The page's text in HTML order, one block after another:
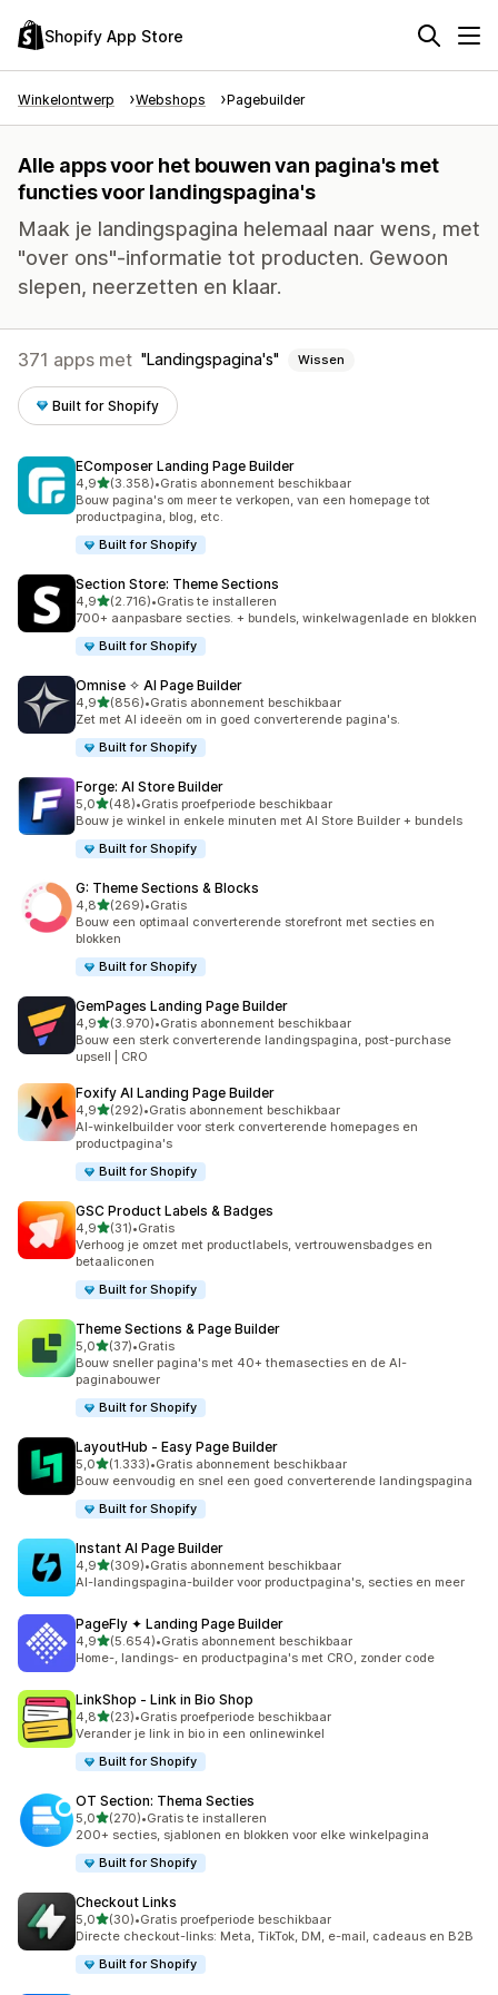
Shopify App Store
Winkelontwerp Webshops Pagebuilder
Alle apps voor het bouwen van pagina's met
functies voor landingspagina's
Maak je landingspagina helemaal naar wens, met
"over ons"-informatie tot producten. Gewoon
slepen, neerzetten en klaar.
371 apps met Landingspagina's Wissen
Built for Shopify
EComposer Landing Page Builder
4,9van 5 sterren
(3.358)
3358 recensies in totaal
•Gratis abonnement beschikbaar
Bouw pagina's om meer te verkopen, van een homepage tot
productpagina, blog, etc.
Built for Shopify
Section Store: Theme Sections
4,9van 5 sterren
(2.716)
2716 recensies in totaal
•Gratis te installeren
700+ aanpasbare secties. + bundels, winkelwagenlade en blokken
Built for Shopify
Omnise ✧ AI Page Builder
4,9van 5 sterren
(856)
856 recensies in totaal
•Gratis abonnement beschikbaar
Zet met AI ideeën om in goed converterende pagina's.
Built for Shopify
Forge: AI Store Builder
5,0van 5 sterren
(48)
48 recensies in totaal
•Gratis proefperiode beschikbaar
Bouw je winkel in enkele minuten met AI Store Builder + bundels
Built for Shopify
G: Theme Sections & Blocks
4,8van 5 sterren
(269)
269 recensies in totaal
•Gratis
Bouw een optimaal converterende storefront met secties en
blokken
Built for Shopify
GemPages Landing Page Builder
4,9van 5 sterren
(3.970)
3970 recensies in totaal
•Gratis abonnement beschikbaar
Bouw een sterk converterende landingspagina, post-purchase
upsell | CRO
Foxify AI Landing Page Builder
4,9van 5 sterren
(292)
292 recensies in totaal
•Gratis abonnement beschikbaar
AI-winkelbuilder voor sterk converterende homepages en
productpagina's
Built for Shopify
GSC Product Labels & Badges
4,9van 5 sterren
(31)
31 recensies in totaal
•Gratis
Verhoog je omzet met productlabels, vertrouwensbadges en
betaaliconen
Built for Shopify
Theme Sections & Page Builder
5,0van 5 sterren
(37)
37 recensies in totaal
•Gratis
Bouw sneller pagina's met 40+ themasecties en de AI-
paginabouwer
Built for Shopify
LayoutHub ‑ Easy Page Builder
5,0van 5 sterren
(1.333)
1333 recensies in totaal
•Gratis abonnement beschikbaar
Bouw eenvoudig en snel een goed converterende landingspagina
Built for Shopify
Instant AI Page Builder
4,9van 5 sterren
(309)
309 recensies in totaal
•Gratis abonnement beschikbaar
AI-landingspagina-builder voor productpagina's, secties en meer
PageFly ✦ Landing Page Builder
4,9van 5 sterren
(5.654)
5654 recensies in totaal
•Gratis abonnement beschikbaar
Home-, landings- en productpagina's met CRO, zonder code
LinkShop ‑ Link in Bio Shop
4,8van 5 sterren
(23)
23 recensies in totaal
•Gratis proefperiode beschikbaar
Verander je link in bio in een onlinewinkel
Built for Shopify
OT Section: Thema Secties
5,0van 5 sterren
(270)
270 recensies in totaal
•Gratis te installeren
200+ secties, sjablonen en blokken voor elke winkelpagina
Built for Shopify
Checkout Links
5,0van 5 sterren
(30)
30 recensies in totaal
•Gratis proefperiode beschikbaar
Directe checkout-links: Meta, TikTok, DM, e-mail, cadeaus en B2B
Built for Shopify